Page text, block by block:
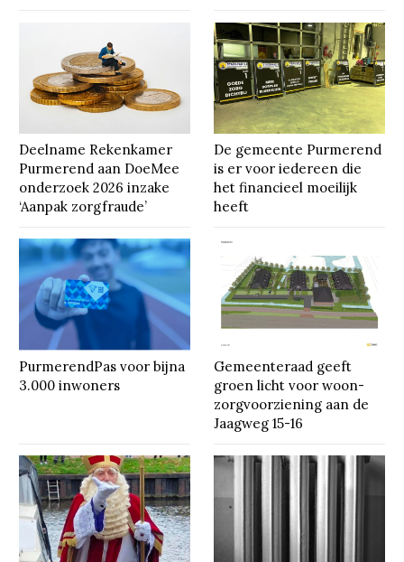
Deelname Rekenkamer
Purmerend aan DoeMee
onderzoek 2026 inzake
‘Aanpak zorgfraude’
De gemeente Purmerend
is er voor iedereen die
het financieel moeilijk
heeft
PurmerendPas voor bijna
3.000 inwoners
Gemeenteraad geeft
groen licht voor woon-
zorgvoorziening aan de
Jaagweg 15-16